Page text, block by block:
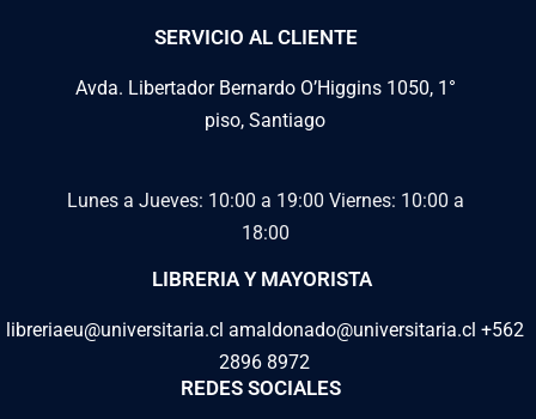
SERVICIO AL CLIENTE
Avda. Libertador Bernardo O’Higgins 1050, 1°
piso, Santiago
Lunes a Jueves: 10:00 a 19:00 Viernes: 10:00 a
18:00
LIBRERIA Y MAYORISTA
libreriaeu@universitaria.cl amaldonado@universitaria.cl +562
2896 8972
REDES SOCIALES